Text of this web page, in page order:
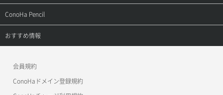
よくある質問
APIドキュメントVPS3.0
APIドキュメントVPS3.0
ご利用ガイド
サポートトップ
ご利用ガイド
ConoHa Pencil
サポートトップ
おすすめ情報
会員規約
ConoHaドメイン登録規約